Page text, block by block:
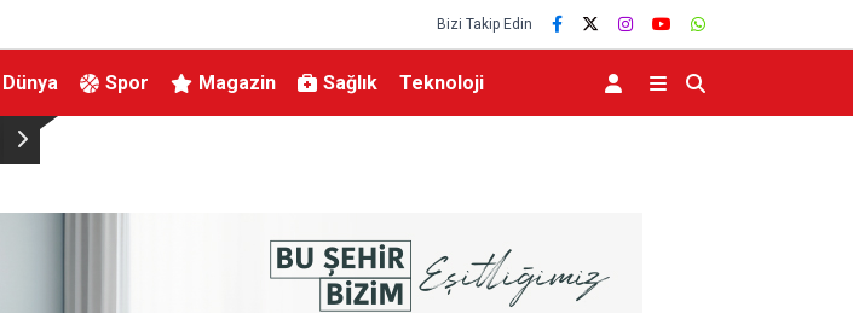
Bizi Takip Edin
Dünya Spor Magazin Sağlık Teknoloji
Sosyal Konutların Teslim Tarihi Açıklandı